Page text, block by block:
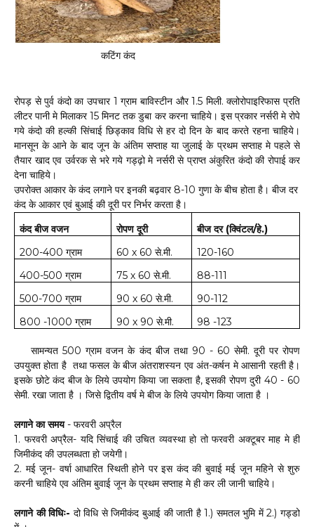
कटिंग कंद
रोपड़ से पुर्व कंदो का उपचार 1 ग्राम बाविस्टीन और 1.5 मिली. क्लोरोपाइरिफास प्रति
लीटर पानी मे मिलाकर 15 मिनट तक डुबा कर करना चाहिये। इस प्रकार नर्सरी मे रोपे
गये कंदो की हल्की सिंचाई छिड्काव विधि से हर दो दिन के बाद करते रहना चाहिये।
मानसून के आने के बाद जून के अंतिम सप्ताह या जुलाई के प्रथम सप्ताह मे पहले से
तैयार खाद एव उर्वरक से भरे गये गड्ढ़ो मे नर्सरी से प्राप्त अंकुरित कंदो की रोपाई कर
देना चाहिये।
उपरोक्त आकार के कंद लगाने पर इनकी बढ़वार 8-10 गुणा के बीच होता है। बीज दर
कंद के आकार एवं बुआई की दूरी पर निर्भर करता है।
कंद बीज वजन रोपण दूरी बीज दर(क्विंटल/हे.)
200-400ग्राम 60 x 60से.मी.
120-160
400-500ग्राम 75 x 60से.मी.
88-111
500-700ग्राम 90 x 60से.मी.
90-112
800 -1000ग्राम 90 x 90से.मी. 98 -123
सामन्यत 500 ग्राम वजन के कंद बीज तथा 90 - 60 सेमी. दूरी पर रोपण
उपयुक्त होता है तथा फसल के बीज अंतराशस्यन एव अंत-कर्षन मे आसानी रहती है।
इसके छोटे कंद बीज के लिये उपयोग किया जा सकता है, इसकी रोपण दुरी 40 - 60
सेमी. रखा जाता है । जिसे द्वितीय वर्ष मे बीज के लिये उपयोग किया जाता है ।
लगाने का समय- फरवरी अप्रैल
1. फरवरी अप्रैल- यदि सिंचाई की उचित व्यवस्था हो तो फरवरी अक्टूबर माह मे ही
जिमीकंद की उपलब्धता हो जयेगी।
2. मई जून- वर्षा आधारित स्थिती होने पर इस कंद की बुवाई मई जून महिने से शुरु
करनी चाहिये एव अंतिम बुवाई जून के प्रथम सप्ताह मे ही कर ली जानी चाहिये।
लगाने की विधिः- दो विधि से जिमीकंद बुआई की जाती है 1.) समतल भुमि में 2.) गड्डो